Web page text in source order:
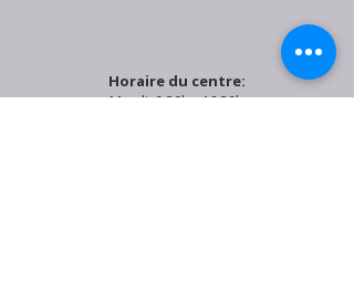
Horaire du centre:
Mardi: 9:30h - 16:30h